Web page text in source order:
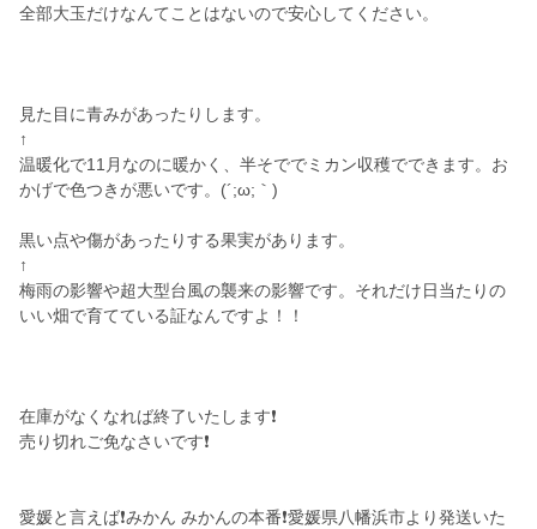
全部大玉だけなんてことはないので安心してください。
見た目に青みがあったりします。
↑
温暖化で11月なのに暖かく、半そででミカン収穫でできます。お
かげで色つきが悪いです。(´;ω;｀)
黒い点や傷があったりする果実があります。
↑
梅雨の影響や超大型台風の襲来の影響です。それだけ日当たりの
いい畑で育てている証なんですよ！！
在庫がなくなれば終了いたします❗
売り切れご免なさいです❗
愛媛と言えば❗みかん みかんの本番❗愛媛県八幡浜市より発送いた